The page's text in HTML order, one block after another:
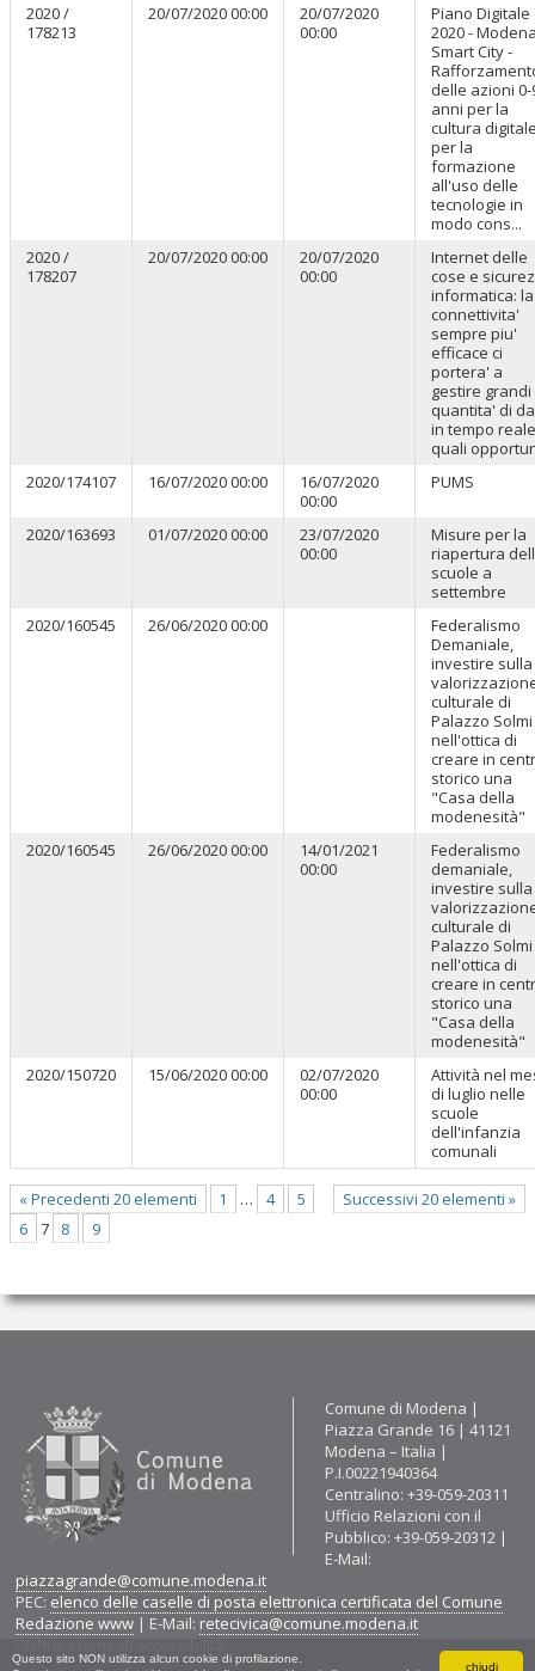
chiudi
Questo sito NON utilizza alcun cookie di profilazione.
2020 /
178213
20/07/2020 00:00
20/07/2020
00:00
Piano Digitale
2020 -
Smart City -
delle azioni 0-
anni per la
cultura
per la
formazione
all'uso delle
tecnologie in
modo cons...
2020 /
178207
20/07/2020 00:00
20/07/2020
00:00
Internet delle
cose e
informatica: la
connettivita'
sempre piu'
efficace ci
portera' a
gestire grandi
quantita' di
in tempo
quali
2020/174107
16/07/2020 00:00
16/07/2020
00:00
PUMS
2020/163693 01/07/2020 00:00
23/07/2020
00:00
Misure per la
riapertura
scuole a
settembre
2020/160545
26/06/2020 00:00
Federalismo
Demaniale,
investire sulla
culturale di
Palazzo Solmi
nell'ottica di
creare in
storico una
"Casa della
modenesità"
2020/160545
26/06/2020 00:00
14/01/2021
00:00
Federalismo
demaniale,
investire sulla
culturale di
Palazzo Solmi
nell'ottica di
creare in
storico una
"Casa della
modenesità"
2020/150720
15/06/2020 00:00
02/07/2020
00:00
Attività nel
di luglio nelle
scuole
dell'infanzia
comunali
« Precedenti 20 elementi Successivi 20 elementi »
1 … 4
5
6
7 8 9
Contatti
Comune di Modena |
Piazza Grande 16 | 41121
Modena – Italia |
P.I.00221940364
Centralino: +39-059-20311
Ufficio Relazioni con il
Pubblico: +39-059-20312 |
E-Mail:
piazzagrande@comune.modena.it
PEC: elenco delle caselle di posta elettronica certificata del Comune
Redazione www | E-Mail: retecivica@comune.modena.it